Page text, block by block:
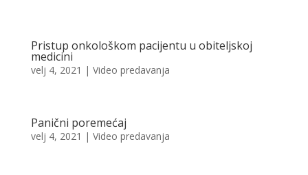
Pristup onkološkom pacijentu u obiteljskoj
medicini
velj 4, 2021 | Video predavanja
Panični poremećaj
velj 4, 2021 | Video predavanja